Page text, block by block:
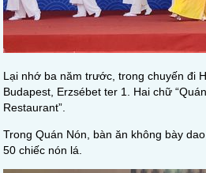
Lại nhớ ba năm trước, trong chuyến đi
Budapest, Erzsébet ter 1. Hai chữ
Restaurant”.
Trong Quán Nón, bàn ăn không bày
50 chiếc nón lá.